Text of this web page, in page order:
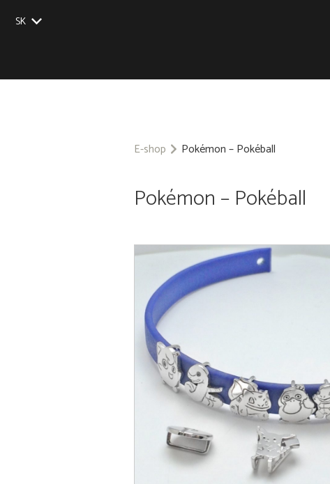
SK
CZ
E-shop Pokémon – Pokéball
Pokémon – Pokéball